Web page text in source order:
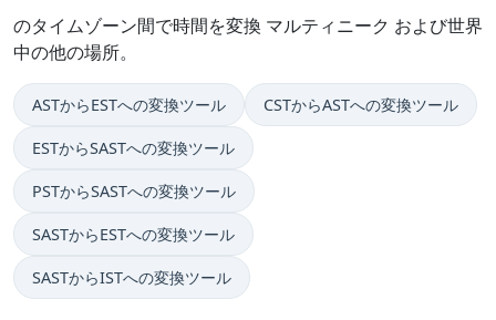
のタイムゾーン間で時間を変換 マルティニーク および世界
中の他の場所。
ASTからESTへの変換ツール CSTからASTへの変換ツール
ESTからSASTへの変換ツール
PSTからSASTへの変換ツール
SASTからESTへの変換ツール
SASTからISTへの変換ツール